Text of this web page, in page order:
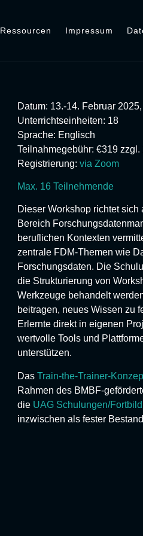
Ressourcen Impressum
Datum: 13.-14. Februar
Unterrichtseinheiten: 18
Sprache: Englisch
Teilnahmegebühr: €319 zzgl.
Registrierung: via Zoom
Max. 16 Teilnehmende
Dieser Workshop richtet
Bereich
beruflichen Kontexten
zentrale FDM-Themen wie
Forschungsdaten. Die
die Strukturierung von
Werkzeuge behandelt
beitragen, neues Wissen zu
Erlernte direkt in eigenen
wertvolle Tools und
unterstützen.
Das Train-the-Trainer-
Rahmen des BMBF-
die UAG Schulungen/
inzwischen als fester